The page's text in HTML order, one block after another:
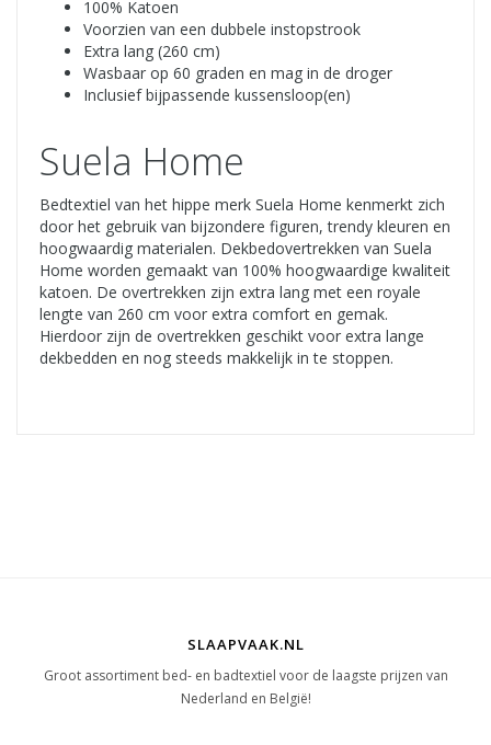
100% Katoen
Voorzien van een dubbele instopstrook
Extra lang (260 cm)
Wasbaar op 60 graden en mag in de droger
Inclusief bijpassende kussensloop(en)
Suela Home
Bedtextiel van het hippe merk Suela Home kenmerkt zich
door het gebruik van bijzondere figuren, trendy kleuren en
hoogwaardig materialen. Dekbedovertrekken van Suela
Home worden gemaakt van 100% hoogwaardige kwaliteit
katoen. De overtrekken zijn extra lang met een royale
lengte van 260 cm voor extra comfort en gemak.
Hierdoor zijn de overtrekken geschikt voor extra lange
dekbedden en nog steeds makkelijk in te stoppen.
SLAAPVAAK.NL
Groot assortiment bed- en badtextiel voor de laagste prijzen van
Nederland en België!